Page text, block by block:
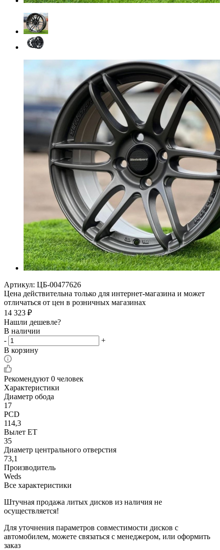
Артикул: ЦБ-00477626
Цена действительна только для интернет-магазина и может
отличаться от цен в розничных магазинах
14 323 ₽
Нашли дешевле?
В наличии
-
+
В корзину
Рекомендуют 0 человек
Характеристики
Диаметр обода
17
PCD
114,3
Вылет ET
35
Диаметр центрального отверстия
73,1
Производитель
Weds
Все характеристики
Штучная продажа литых дисков из наличия не
осуществляется!
Для уточнения параметров совместимости дисков с
автомобилем, можете связаться с менеджером, или оформить
заказ